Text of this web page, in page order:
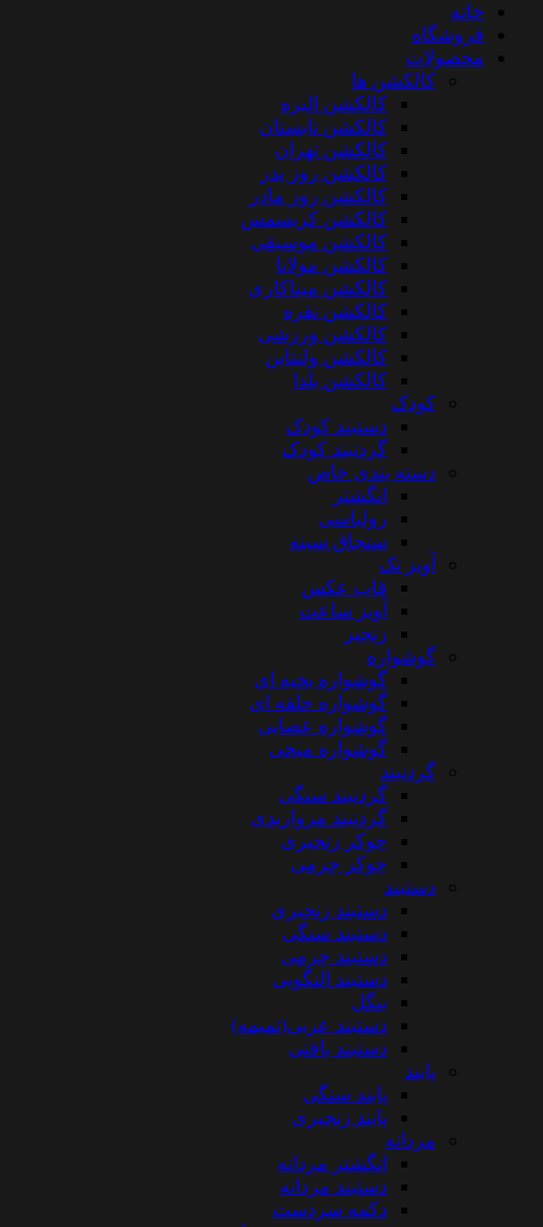
خانه
فروشگاه
محصولات
کالکشن ها
کالکشن الیزه
کالکشن تابستان
کالکشن تهران
کالکشن روز پدر
کالکشن روز مادر
کالکشن کریسمس
کالکشن موسیقی
کالکشن مولانا
کالکشن میناکاری
کالکشن نقره
کالکشن ورزشی
کالکشن ولنتاین
کالکشن یلدا
کودک
دستبند کودک
گردنبند کودک
دسته بندی خاص
انگشتر
رولباسی
سنجاق سینه
آویز تک
قاب عکس
آویز ساعت
زنجیر
گوشواره
گوشواره بخیه ای
گوشواره حلقه ای
گوشواره عصایی
گوشواره میخی
گردنبند
گردنبند سنگی
گردنبند مرواریدی
چوکر زنجیری
چوکر چرمی
دستبند
دستبند زنجیری
دستبند سنگی
دستبند چرمی
دستبند النگویی
بنگل
دستبند عربی(تمیمه)
دستبند بافتی
پابند
پابند سنگی
پابند زنجیری
مردانه
انگشتر مردانه
دستبند مردانه
دکمه سردست